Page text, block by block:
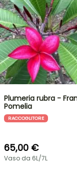
Plumeria rubra -
Pomelia
RACCOGLITORE
65,00 €
Vaso da 6L/7L